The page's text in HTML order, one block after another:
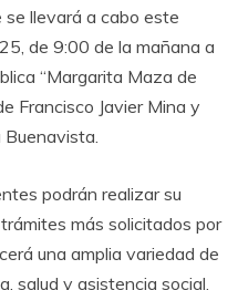
se llevará a cabo este
de 9:00 de la mañana a
“Margarita Maza de
Francisco Javier Mina y
Buenavista.
podrán realizar su
más solicitados por
una amplia variedad de
salud y asistencia social.